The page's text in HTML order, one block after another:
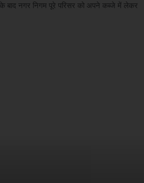
बाद नगर निगम पूरे परिसर को अपने कब्जे में लेकर